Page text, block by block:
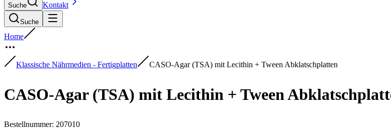
Suche Kontakt
Suche
Home
Klassische Nährmedien - Fertigplatten CASO-Agar (TSA) mit Lecithin + Tween Abklatschplatten
CASO-Agar (TSA) mit Lecithin + Tween
Bestellnummer: 207010